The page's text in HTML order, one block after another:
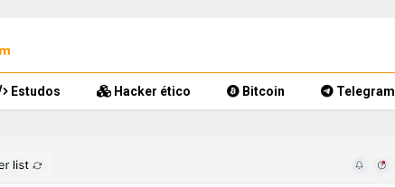
Estudos Hacker ético Bitcoin Telegram